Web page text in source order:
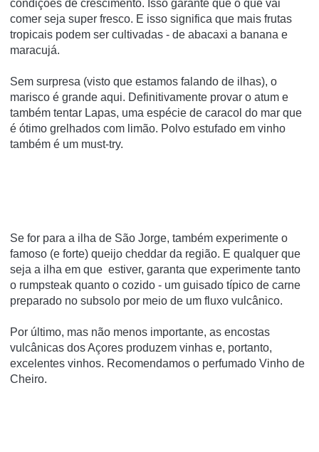
condições de crescimento. Isso garante que o que vai
comer seja super fresco. E isso significa que mais frutas
tropicais podem ser cultivadas - de abacaxi a banana e
maracujá.
Sem surpresa (visto que estamos falando de ilhas), o
marisco é grande aqui. Definitivamente provar o atum e
também tentar Lapas, uma espécie de caracol do mar que
é ótimo grelhados com limão. Polvo estufado em vinho
também é um must-try.
Se for para a ilha de São Jorge, também experimente o
famoso (e forte) queijo cheddar da região. E qualquer que
seja a ilha em que estiver, garanta que experimente tanto
o rumpsteak quanto o cozido - um guisado típico de carne
preparado no subsolo por meio de um fluxo vulcânico.
Por último, mas não menos importante, as encostas
vulcânicas dos Açores produzem vinhas e, portanto,
excelentes vinhos. Recomendamos o perfumado Vinho de
Cheiro.